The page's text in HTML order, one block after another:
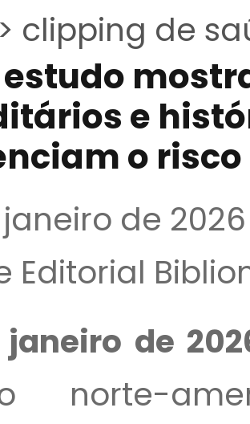
clipping de
estudo
e
o
de 2026
Editorial
janeiro de
norte-